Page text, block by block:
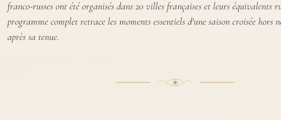
franco-russes ont été organisés dans 20 villes françaises et leurs équivalents
programme complet retrace les moments essentiels d'une saison croisée hors
après sa tenue.